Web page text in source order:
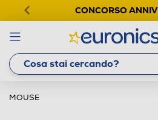
CONCORSO
MOUSE